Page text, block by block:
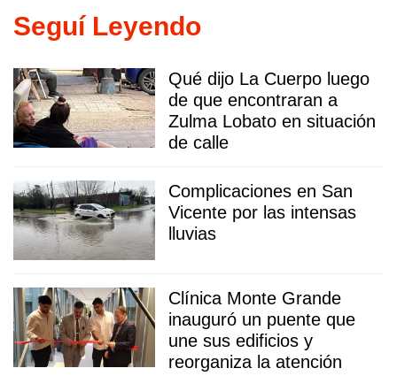
Seguí Leyendo
Qué dijo La Cuerpo luego
de que encontraran a
Zulma Lobato en situación
de calle
Complicaciones en San
Vicente por las intensas
lluvias
Clínica Monte Grande
inauguró un puente que
une sus edificios y
reorganiza la atención